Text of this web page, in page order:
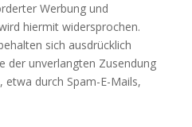
Werbung und
hiermit widersprochen.
sich ausdrücklich
der unverlangten Zusendung
durch Spam-E-Mails,